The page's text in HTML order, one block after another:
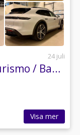
24 juli
Porsche Taycan 4 Cross Turismo / Bakaxelstyrning / Nightvision
Visa mer